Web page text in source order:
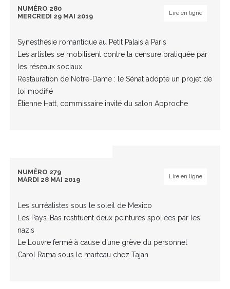
NUMÉRO 280
MERCREDI 29 MAI 2019
Lire en ligne
Synesthésie romantique au Petit Palais à Paris
Les artistes se mobilisent contre la censure pratiquée par
les réseaux sociaux
Restauration de Notre-Dame : le Sénat adopte un projet de
loi modifié
Étienne Hatt, commissaire invité du salon Approche
NUMÉRO 279
MARDI 28 MAI 2019
Lire en ligne
Les surréalistes sous le soleil de Mexico
Les Pays-Bas restituent deux peintures spoliées par les
nazis
Le Louvre fermé à cause d’une grève du personnel
Carol Rama sous le marteau chez Tajan